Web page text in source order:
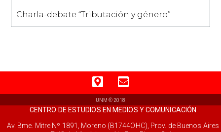
Charla-debate “Tributación y género”
UNM ® 2018
CENTRO DE ESTUDIOS EN MEDIOS Y COMUNICACIÓN
Av. Bme. Mitre Nº 1891, Moreno (B1744OHC), Prov. de Buenos Aires